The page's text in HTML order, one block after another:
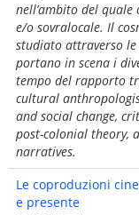
nell’ambito del
e/o sovralocale. Il
studiato attraverso
portano in scena i
tempo del rapporto
cultural
and social change,
post-colonial theory,
narratives.
Le coproduzioni
e presente